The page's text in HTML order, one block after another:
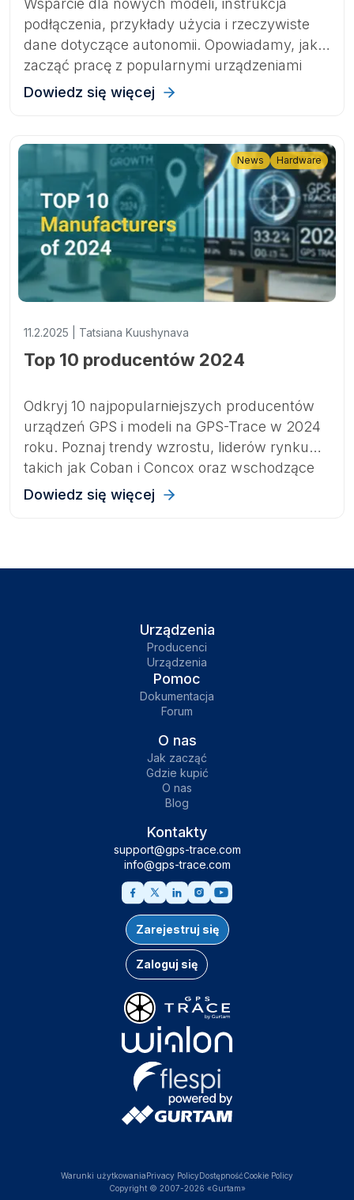
Wsparcie dla nowych modeli, instrukcja
podłączenia, przykłady użycia i rzeczywiste
dane dotyczące autonomii. Opowiadamy, jak
zacząć pracę z popularnymi urządzeniami
TKSTAR, TKMARS i WINNES w Ruhavik i
Dowiedz się więcej
11.2.2025 | Tatsiana Kuushynava
Top 10 producentów 2024
Odkryj 10 najpopularniejszych producentów
urządzeń GPS i modeli na GPS-Trace w 2024
roku. Poznaj trendy wzrostu, liderów rynku
takich jak Coban i Concox oraz wschodzące
marki kształtujące przyszłość monitoringu
Dowiedz się więcej
News Hardware
Urządzenia
Producenci
Urządzenia
Pomoc
Dokumentacja
Forum
O nas
Jak zacząć
Gdzie kupić
O nas
Blog
Kontakty
support@gps-trace.com
info@gps-trace.com
Zarejestruj się
Zaloguj się
Warunki użytkowania Privacy PolicyDostępnośćCookie Policy
Copyright © 2007-2026 «Gurtam»